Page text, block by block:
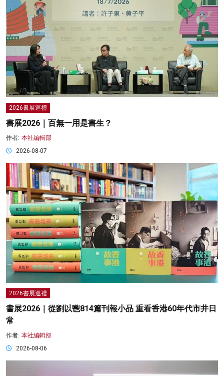
2026書展巡禮
書展2026｜百無一用是書生？
作者: 本社編輯部
2026-08-07
2026書展巡禮
書展2026｜從劉以鬯814篇刊報小品 重看香港60年代市井日
常
作者: 本社編輯部
2026-08-06